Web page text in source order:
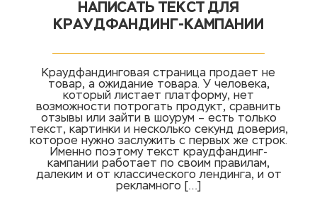
НАПИСАТЬ ТЕКСТ ДЛЯ
КРАУДФАНДИНГ-КАМПАНИИ
Краудфандинговая страница продает не
товар, а ожидание товара. У человека,
который листает платформу, нет
возможности потрогать продукт, сравнить
отзывы или зайти в шоурум – есть только
текст, картинки и несколько секунд доверия,
которое нужно заслужить с первых же строк.
Именно поэтому текст краудфандинг-
кампании работает по своим правилам,
далеким и от классического лендинга, и от
рекламного […]